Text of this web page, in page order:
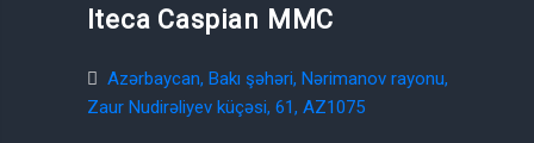
Iteca Caspian MMC
Azərbaycan, Bakı şəhəri, Nərimanov rayonu,
Zaur Nudirəliyev küçəsi, 61, AZ1075